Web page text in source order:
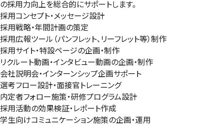
の採用力向上を総合的にサポートします。
採用コンセプト・メッセージ設計
採用戦略・年間計画の策定
採用広報ツール（パンフレット、リーフレット等）制作
採用サイト・特設ページの企画・制作
リクルート動画・インタビュー動画の企画・制作
会社説明会・インターンシップ企画サポート
選考フロー設計・面接官トレーニング
内定者フォロー施策・研修プログラム設計
採用活動の効果検証・レポート作成
学生向けコミュニケーション施策の企画・運用